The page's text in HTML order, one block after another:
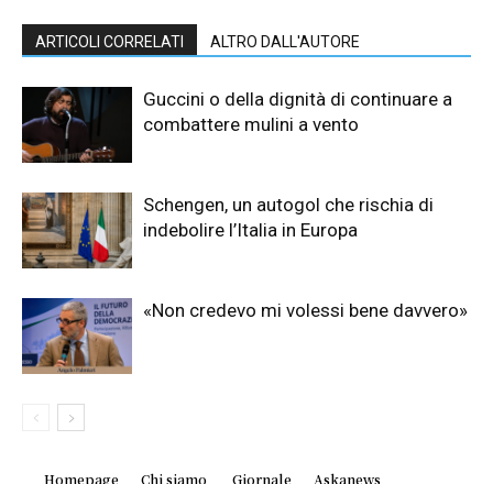
ARTICOLI CORRELATI ALTRO DALL'AUTORE
Guccini o della dignità di continuare a
combattere mulini a vento
Schengen, un autogol che rischia di
indebolire l’Italia in Europa
«Non credevo mi volessi bene davvero»
Homepage Chi siamo Giornale Askanews